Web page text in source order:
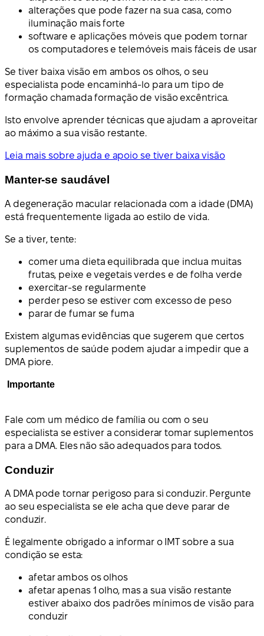
alterações que pode fazer na sua casa, como
iluminação mais forte
software e aplicações móveis que podem tornar
os computadores e telemóveis mais fáceis de usar
Se tiver baixa visão em ambos os olhos, o seu
especialista pode encaminhá-lo para um tipo de
formação chamada formação de visão excêntrica.
Isto envolve aprender técnicas que ajudam a aproveitar
ao máximo a sua visão restante.
Leia mais sobre ajuda e apoio se tiver baixa visão
Manter-se saudável
A degeneração macular relacionada com a idade (DMA)
está frequentemente ligada ao estilo de vida.
Se a tiver, tente:
comer uma dieta equilibrada que inclua muitas
frutas, peixe e vegetais verdes e de folha verde
exercitar-se regularmente
perder peso se estiver com excesso de peso
parar de fumar se fuma
Existem algumas evidências que sugerem que certos
suplementos de saúde podem ajudar a impedir que a
DMA piore.
Importante
Fale com um médico de família ou com o seu
especialista se estiver a considerar tomar suplementos
para a DMA. Eles não são adequados para todos.
Conduzir
A DMA pode tornar perigoso para si conduzir. Pergunte
ao seu especialista se ele acha que deve parar de
conduzir.
É legalmente obrigado a informar o IMT sobre a sua
condição se esta:
afetar ambos os olhos
afetar apenas 1 olho, mas a sua visão restante
estiver abaixo dos padrões mínimos de visão para
conduzir